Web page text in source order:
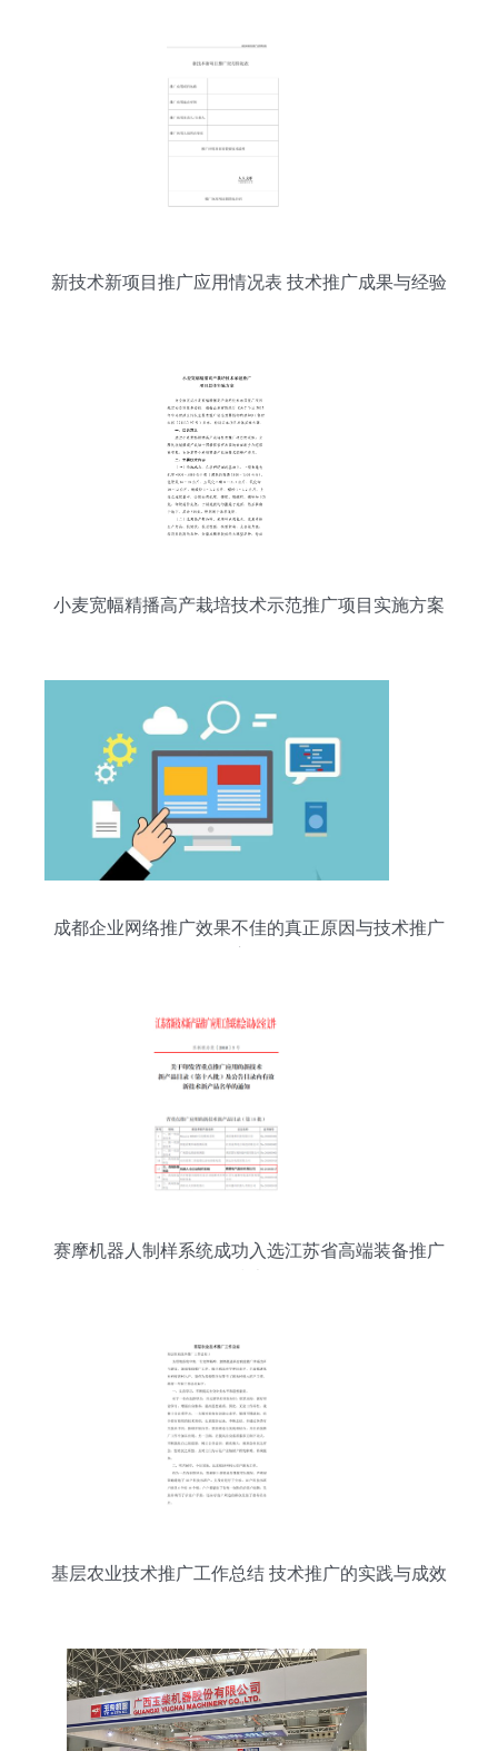
新技术新项目推广应用情况表 技术推广成果与经验
小麦宽幅精播高产栽培技术示范推广项目实施方案
成都企业网络推广效果不佳的真正原因与技术推广
赛摩机器人制样系统成功入选江苏省高端装备推广
基层农业技术推广工作总结 技术推广的实践与成效